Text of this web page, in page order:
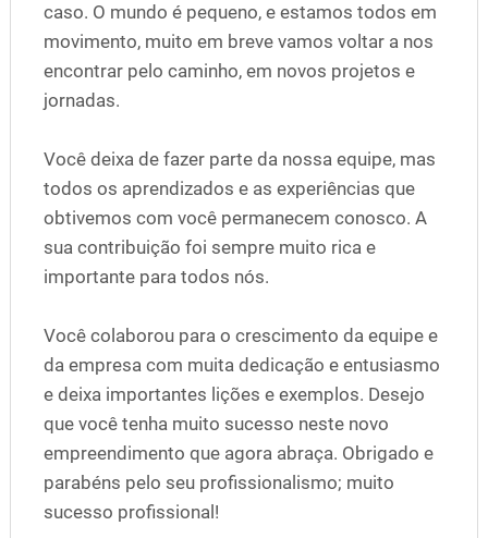
caso. O mundo é pequeno, e estamos todos em
movimento, muito em breve vamos voltar a nos
encontrar pelo caminho, em novos projetos e
jornadas.
Você deixa de fazer parte da nossa equipe, mas
todos os aprendizados e as experiências que
obtivemos com você permanecem conosco. A
sua contribuição foi sempre muito rica e
importante para todos nós.
Você colaborou para o crescimento da equipe e
da empresa com muita dedicação e entusiasmo
e deixa importantes lições e exemplos. Desejo
que você tenha muito sucesso neste novo
empreendimento que agora abraça. Obrigado e
parabéns pelo seu profissionalismo; muito
sucesso profissional!